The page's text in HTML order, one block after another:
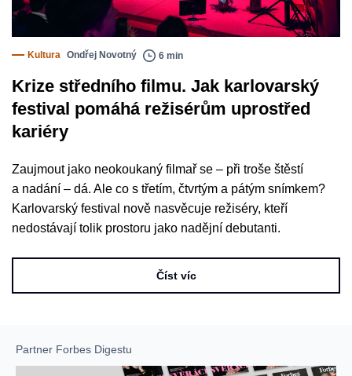
Kultura Ondřej Novotný 6 min
Krize středního filmu. Jak karlovarský
festival pomáhá režisérům uprostřed
kariéry
Zaujmout jako neokoukaný filmař se – při troše štěstí
a nadání – dá. Ale co s třetím, čtvrtým a pátým snímkem?
Karlovarský festival nově nasvěcuje režiséry, kteří
nedostávají tolik prostoru jako nadějní debutanti.
Číst víc
Partner Forbes Digestu